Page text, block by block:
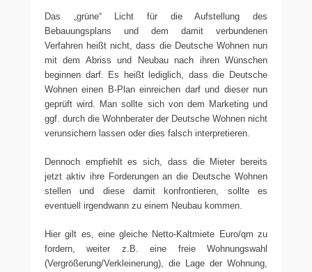
Das „grüne“ Licht für die Aufstellung des
Bebauungsplans und dem damit verbundenen
Verfahren heißt nicht, dass die Deutsche Wohnen nun
mit dem Abriss und Neubau nach ihren Wünschen
beginnen darf. Es heißt lediglich, dass die Deutsche
Wohnen einen B-Plan einreichen darf und dieser nun
geprüft wird. Man sollte sich von dem Marketing und
ggf. durch die Wohnberater der Deutsche Wohnen nicht
verunsichern lassen oder dies falsch interpretieren.
Dennoch empfiehlt es sich, dass die Mieter bereits
jetzt aktiv ihre Forderungen an die Deutsche Wohnen
stellen und diese damit konfrontieren, sollte es
eventuell irgendwann zu einem Neubau kommen.
Hier gilt es, eine gleiche Netto-Kaltmiete Euro/qm zu
fordern, weiter z.B. eine freie Wohnungswahl
(Vergrößerung/Verkleinerung), die Lage der Wohnung,